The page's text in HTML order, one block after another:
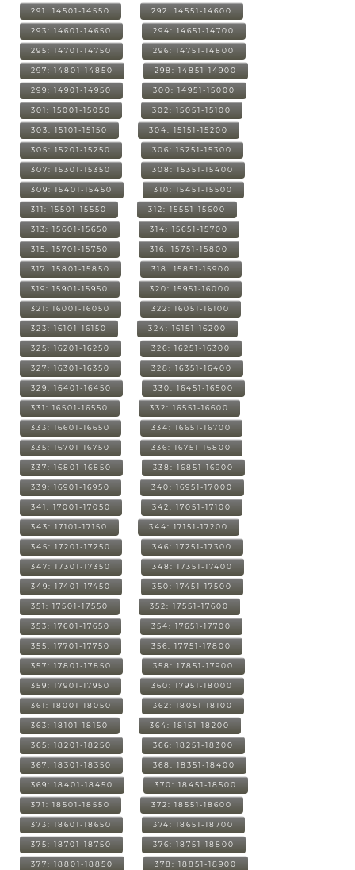
291: 14501-14550 292: 14551-14600
293: 14601-14650 294: 14651-14700
295: 14701-14750 296: 14751-14800
297: 14801-14850 298: 14851-14900
299: 14901-14950 300: 14951-15000
301: 15001-15050 302: 15051-15100
303: 15101-15150 304: 15151-15200
305: 15201-15250 306: 15251-15300
307: 15301-15350 308: 15351-15400
309: 15401-15450 310: 15451-15500
311: 15501-15550 312: 15551-15600
313: 15601-15650 314: 15651-15700
315: 15701-15750 316: 15751-15800
317: 15801-15850 318: 15851-15900
319: 15901-15950 320: 15951-16000
321: 16001-16050 322: 16051-16100
323: 16101-16150 324: 16151-16200
325: 16201-16250 326: 16251-16300
327: 16301-16350 328: 16351-16400
329: 16401-16450 330: 16451-16500
331: 16501-16550 332: 16551-16600
333: 16601-16650 334: 16651-16700
335: 16701-16750 336: 16751-16800
337: 16801-16850 338: 16851-16900
339: 16901-16950 340: 16951-17000
341: 17001-17050 342: 17051-17100
343: 17101-17150 344: 17151-17200
345: 17201-17250 346: 17251-17300
347: 17301-17350 348: 17351-17400
349: 17401-17450 350: 17451-17500
351: 17501-17550 352: 17551-17600
353: 17601-17650 354: 17651-17700
355: 17701-17750 356: 17751-17800
357: 17801-17850 358: 17851-17900
359: 17901-17950 360: 17951-18000
361: 18001-18050 362: 18051-18100
363: 18101-18150 364: 18151-18200
365: 18201-18250 366: 18251-18300
367: 18301-18350 368: 18351-18400
369: 18401-18450 370: 18451-18500
371: 18501-18550 372: 18551-18600
373: 18601-18650 374: 18651-18700
375: 18701-18750 376: 18751-18800
377: 18801-18850 378: 18851-18900